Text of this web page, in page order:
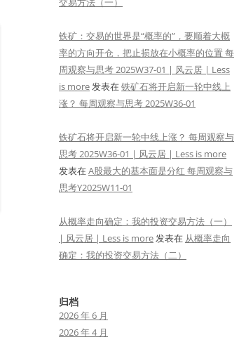
铁矿：交易的世界是“概率的”，要顺着大概
率的方向开仓，把止损放在小概率的位置 每
周观察与思考 2025W37-01 | 风云居 | Less
is more发表在铁矿石将开启新一轮中线上
涨？ 每周观察与思考 2025W36-01
铁矿石将开启新一轮中线上涨？ 每周观察与
思考 2025W36-01 | 风云居 | Less is more
发表在A股最大的基本面是分红 每周观察与
思考Y2025W11-01
从概率走向确定：我的投资交易方法（一）
| 风云居 | Less is more发表在 从概率走向
确定：我的投资交易方法（二）
归档
2026 年 6 月
2026 年 4 月